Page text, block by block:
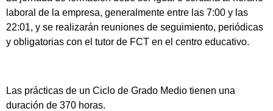
laboral de la empresa, generalmente entre las 7:00 y las
22:01, y se realizarán reuniones de seguimiento, periódicas
y obligatorias con el tutor de FCT en el centro educativo.
Las prácticas de un Ciclo de Grado Medio tienen una
duración de 370 horas.